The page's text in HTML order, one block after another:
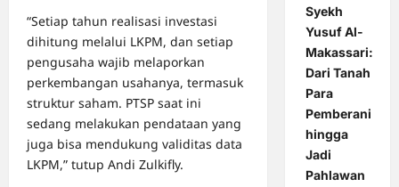
“Setiap tahun realisasi investasi
dihitung melalui LKPM, dan setiap
pengusaha wajib melaporkan
perkembangan usahanya, termasuk
struktur saham. PTSP saat ini
sedang melakukan pendataan yang
juga bisa mendukung validitas data
LKPM,” tutup Andi Zulkifly.
Syekh
Yusuf Al-
Makassari:
Dari Tanah
Para
Pemberani
hingga
Jadi
Pahlawan